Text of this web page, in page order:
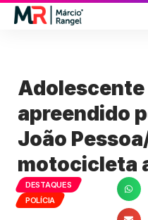
Adolescente
apreendido
João
motocicleta
DESTAQUES
POLÍCIA